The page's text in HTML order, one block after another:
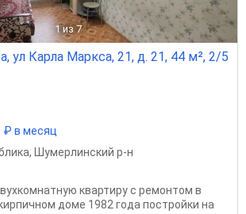
1 из 7
ул Карла Маркса, 21, д. 21, 44 м², 2/5
₽ в месяц
, Шумерлинский р-н
квартиру с ремонтом в
доме 1982 года постройки на